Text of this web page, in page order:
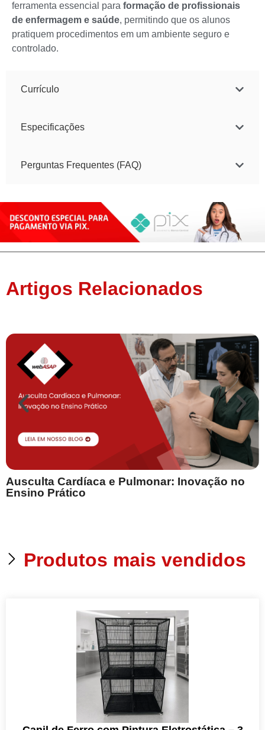
Currículo
Especificações
Perguntas Frequentes (FAQ)
ferramenta essencial para formação de profissionais
de enfermagem e saúde, permitindo que os alunos
pratiquem procedimentos em um ambiente seguro e
controlado.
Artigos Relacionados
Ausculta Cardíaca e Pulmonar: Inovação no
Ensino Prático
Produtos mais vendidos